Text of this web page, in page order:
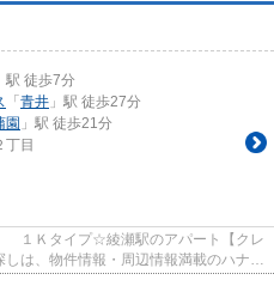
駅 徒歩7分
「 青井 」駅 徒歩27分
園 」駅 徒歩21分
丁目
１Ｋタイプ☆綾瀬駅のアパート【クレ
は、物件情報・周辺情報満載のハナイ